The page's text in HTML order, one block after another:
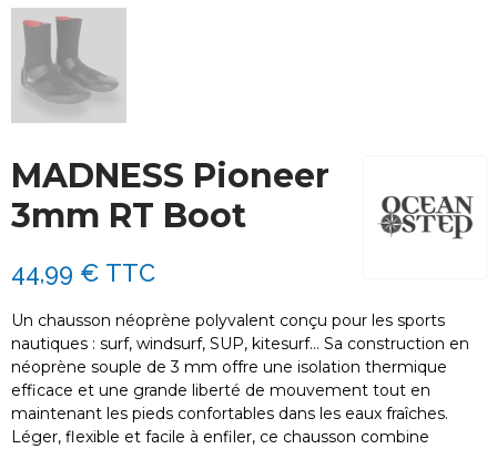
MADNESS Pioneer
3mm RT Boot
44,99 € TTC
Un chausson néoprène polyvalent conçu pour les sports
nautiques : surf, windsurf, SUP, kitesurf… Sa construction en
néoprène souple de 3 mm offre une isolation thermique
efficace et une grande liberté de mouvement tout en
maintenant les pieds confortables dans les eaux fraîches.
Léger, flexible et facile à enfiler, ce chausson combine